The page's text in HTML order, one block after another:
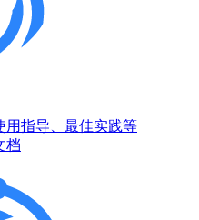
用指导、最佳实践等
档